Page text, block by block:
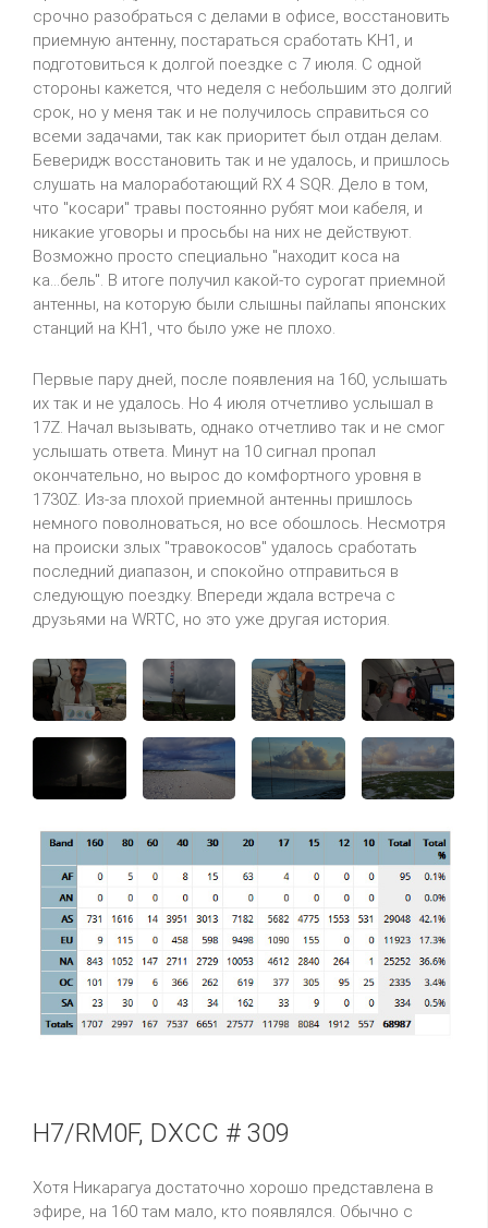
срочно разобраться с делами в офисе, восстановить
приемную антенну, постараться сработать KH1, и
подготовиться к долгой поездке с 7 июля. С одной
стороны кажется, что неделя с небольшим это долгий
срок, но у меня так и не получилось справиться со
всеми задачами, так как приоритет был отдан делам.
Беверидж восстановить так и не удалось, и пришлось
слушать на малоработающий RX 4 SQR. Дело в том,
что "косари" травы постоянно рубят мои кабеля, и
никакие уговоры и просьбы на них не действуют.
Возможно просто специально "находит коса на
ка...бель". В итоге получил какой-то сурогат приемной
антенны, на которую были слышны пайлапы японских
станций на KH1, что было уже не плохо.
Первые пару дней, после появления на 160, услышать
их так и не удалось. Но 4 июля отчетливо услышал в
17Z. Начал вызывать, однако отчетливо так и не смог
услышать ответа. Минут на 10 сигнал пропал
окончательно, но вырос до комфортного уровня в
1730Z. Из-за плохой приемной антенны пришлось
немного поволноваться, но все обошлось. Несмотря
на происки злых "травокосов" удалось сработать
последний диапазон, и спокойно отправиться в
следующую поездку. Впереди ждала встреча с
друзьями на WRTC, но это уже другая история.
H7/RM0F, DXCC # 309
Хотя Никарагуа достаточно хорошо представлена в
эфире, на 160 там мало, кто появлялся. Обычно с